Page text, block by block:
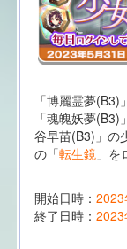
「博麗霊夢
「魂魄妖夢
谷早苗(B3)」の
の「転生鏡」を
開始日時：
終了日時：